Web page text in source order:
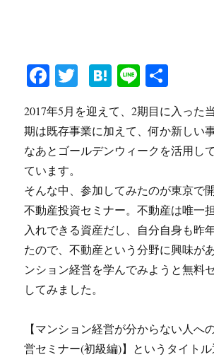
Fa
ce
bo
ok
T
wi
tte
r
H
en
a
Li
ne 有
2017年5月を迎えて、2期目に入った
期は既存事業に加えて、何か新しい
なあとゴールデンウィークを活用し
ています。
そんな中、参加してみたのが東京で
不動産投資セミナー。不動産は唯一
入れできる資産だし、自分自身も昨
たので、不動産という分野に興味が
ンション経営を学んでみようと無料
してみました。
【マンション経営が分からない人へ
営セミナー(初級編)】というタイト